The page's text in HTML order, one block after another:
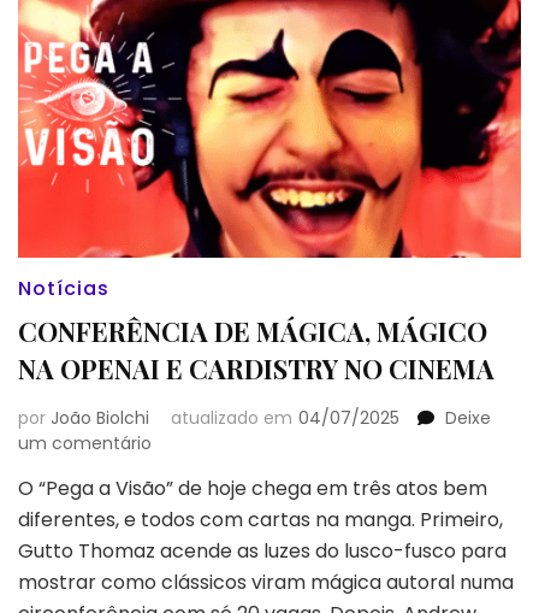
Notícias
CONFERÊNCIA DE MÁGICA, MÁGICO
NA OPENAI E CARDISTRY NO CINEMA
por João Biolchi atualizado em 04/07/2025
Deixe
um comentário
DE
MÁGICA,
MÁGICO
OPENAI
O “Pega a Visão” de hoje chega em três atos bem
diferentes, e todos com cartas na manga. Primeiro,
Gutto Thomaz acende as luzes do lusco-fusco para
mostrar como clássicos viram mágica autoral numa